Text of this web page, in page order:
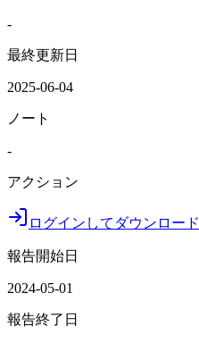
-
最終更新日
2025-06-04
ノート
-
アクション
ログインしてダウンロード
報告開始日
2024-05-01
報告終了日